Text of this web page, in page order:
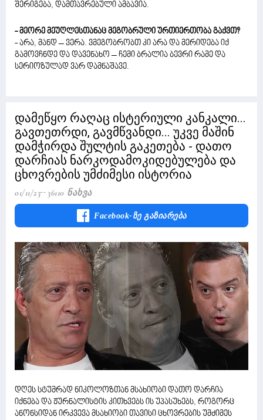
შერიგება, დამთავრებული ამბავია.
- მეორე მეუღლესთანაც მეგობრული ურთიერთობა გაქვთ?
- არა, მანდ – ვერა. ვმეგობრობთ კი არა და მერიდება იქ
გამოვჩნდე და დავენახო – ჩემი ბრალია ბევრი რამე და
სერიოზულად ვარ დამნაშავე.
დამეწყო რაღაც ისტერიული კანკალი...
გავთეთრდი, გავმწვანდი... უკვე მაშინ
დამჭირდა შულტის გაკეთება - დათო
დარჩიას ნარკოდამოკიდებულება და
ცხოვრების უმძიმესი ისტორია
01/11/23 36110 Ნახვა
Facebook-Ზე Გაზიარება
დღეს სტუმრად ნიკოლოზთან მსახიობი დათო დარჩია
იქნება და ჟურნალისტის კითხვებს ის უპასუხებს, როგორც
ანონსიდან ირკვევა მსახიობი თავისი ცხოვრების უმძიმეს